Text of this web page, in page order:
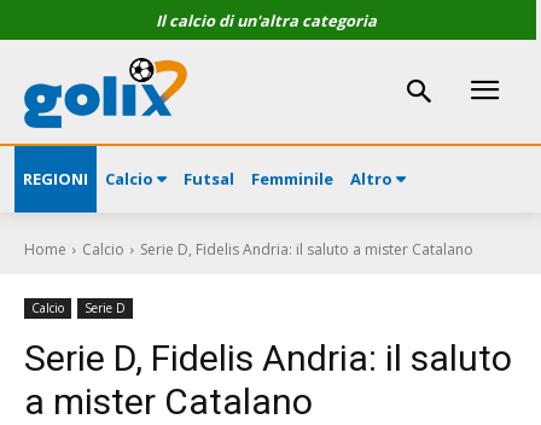
Il calcio di un'altra categoria
REGIONI Calcio Futsal Femminile Altro
Home Calcio Serie D, Fidelis Andria: il saluto a mister Catalano
Calcio Serie D
Serie D, Fidelis Andria: il saluto
a mister Catalano